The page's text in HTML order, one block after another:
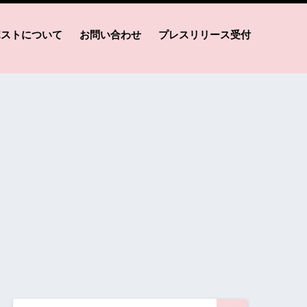
トについて お問い合わせ プレスリリース受付